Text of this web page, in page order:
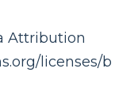
Attribution
licenses/b